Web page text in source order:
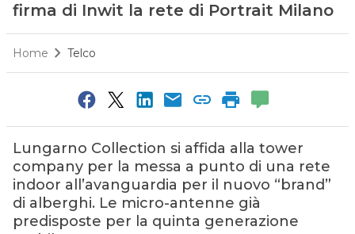
firma di Inwit la rete di Portrait Milano
Home Telco
Lungarno Collection si affida alla tower
company per la messa a punto di una rete
indoor all’avanguardia per il nuovo “brand”
di alberghi. Le micro-antenne già
predisposte per la quinta generazione